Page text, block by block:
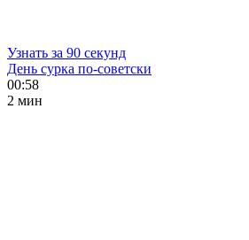
Узнать за 90 секунд
День сурка по-советски
00:58
2 мин